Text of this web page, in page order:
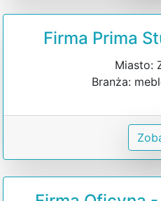
Firma Prima
Miasto:
Branża: